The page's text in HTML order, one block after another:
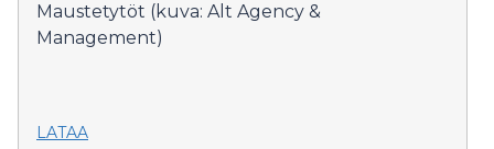
Maustetytöt (kuva: Alt Agency &
Management)
LATAA